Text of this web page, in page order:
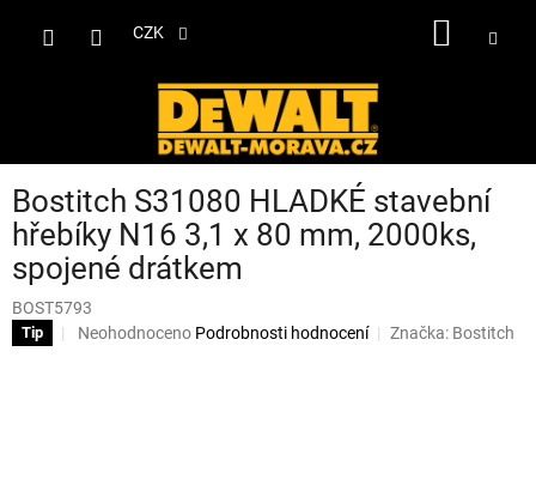
CZK
Bostitch S31080 HLADKÉ stavební
hřebíky N16 3,1 x 80 mm, 2000ks,
spojené drátkem
BOST5793
Tip
Průměrné
Neohodnoceno Podrobnosti hodnocení Značka: Bostitch